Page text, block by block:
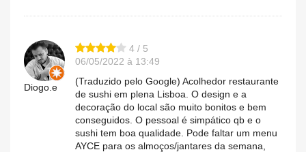
Diogo.e
4 / 5
06/05/2022 à 13:49
(Traduzido pelo Google) Acolhedor restaurante
de sushi em plena Lisboa. O design e a
decoração do local são muito bonitos e bem
conseguidos. O pessoal é simpático qb e o
sushi tem boa qualidade. Pode faltar um menu
AYCE para os almoços/jantares da semana,